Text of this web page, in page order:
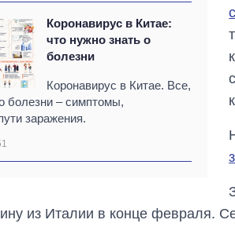
Коронавирус в Китае:
что нужно знать о
болезни
Коронавирус в Китае. Все,
болезни – симптомы,
заражения.
из Италии в конце февраля.